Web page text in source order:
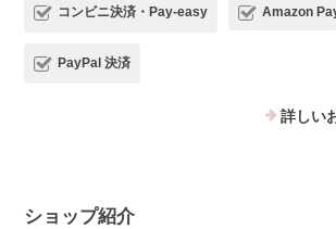
コンビニ決済・Pay-easy Amazon
PayPal 決済
詳しい
ショップ紹介